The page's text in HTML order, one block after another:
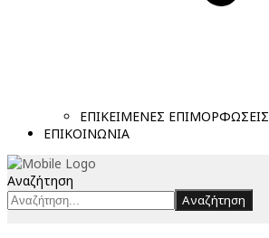
ΕΠΙΚΕΙΜΕΝΕΣ ΕΠΙΜΟΡΦΩΣΕΙΣ
ΕΠΙΚΟΙΝΩΝΙΑ
Αναζήτηση
Αναζήτηση